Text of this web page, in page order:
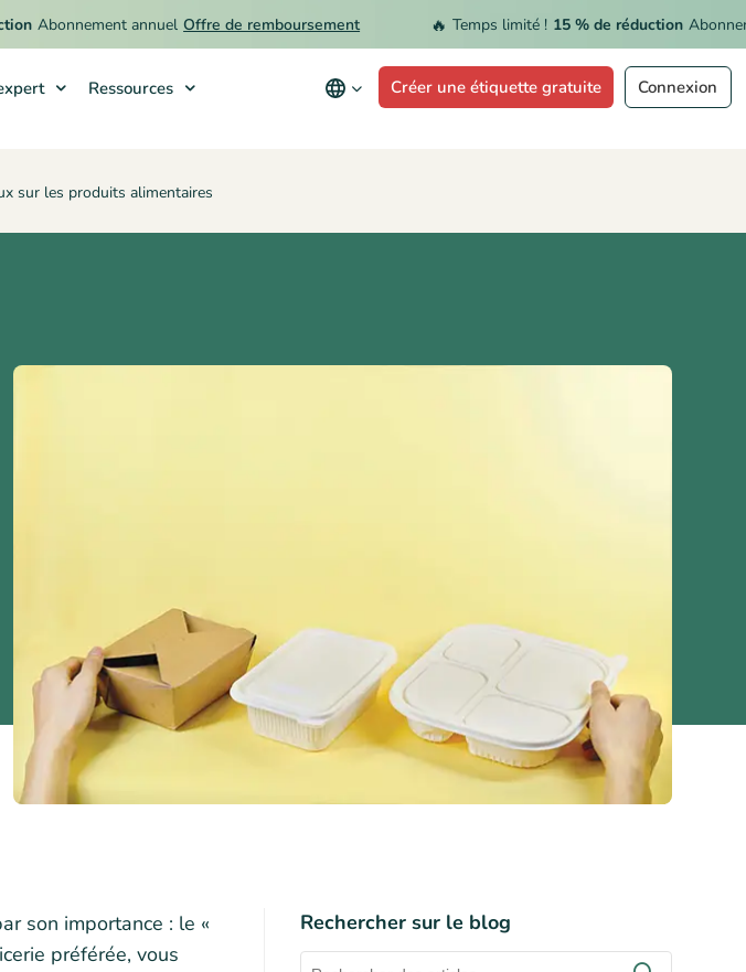
Abonnement annuel Offre de remboursement Temps limité ! 15 % de réduction Abonnement
Ressources Créer une étiquette gratuite Connexion
sur les produits alimentaires
son importance : le «
préférée, vous
Rechercher sur le blog